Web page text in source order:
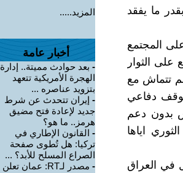
ما يفقد
على المجتمع
الثوار
لم تتماش مع
دفاعي
بدون دعم
اياها
في العراق
المزيد.....
أخبار عامة
- بعد حوادث مميتة.. إدارة
الهجرة الأمريكية تتعهد
بتزويد عناصره ...
- إيران تتحدث عن شرط
جديد لإعادة فتح مضيق
هرمز.. ما هو؟
- القانون الإطاري في
تركيا: هل تُطوى صفحة
الصراع المسلح للأبد؟ ...
-
مصدر لـRT: عمان تعلن